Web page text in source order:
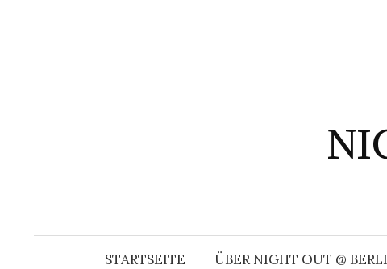
STARTSEITE ÜBER NIGHT OUT @